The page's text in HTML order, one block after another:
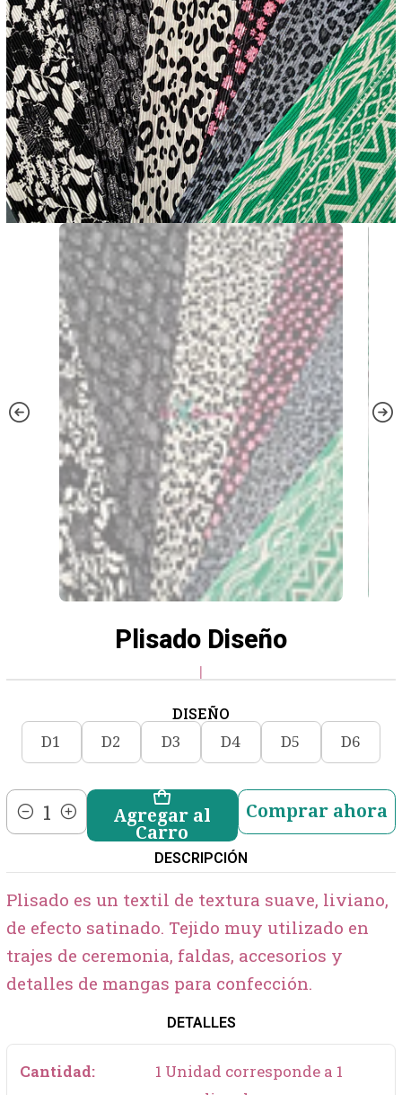
Plisado Diseño
|
DISEÑO
D1 D2 D3 D4 D5 D6
Cantidad
Agregar al
Carro
Comprar ahora
DESCRIPCIÓN
Plisado es un textil de textura suave, liviano,
de efecto satinado. Tejido muy utilizado en
trajes de ceremonia, faldas, accesorios y
detalles de mangas para confección.
DETALLES
Cantidad:
1 Unidad corresponde a 1